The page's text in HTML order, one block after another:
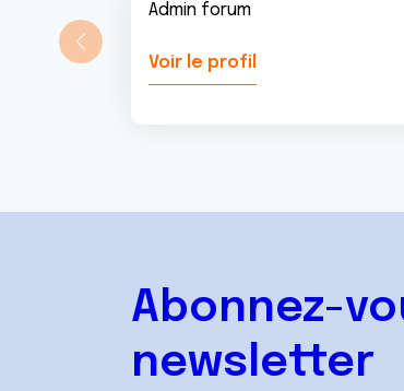
Admin forum
Voir le profil
Abonnez-
newsletter